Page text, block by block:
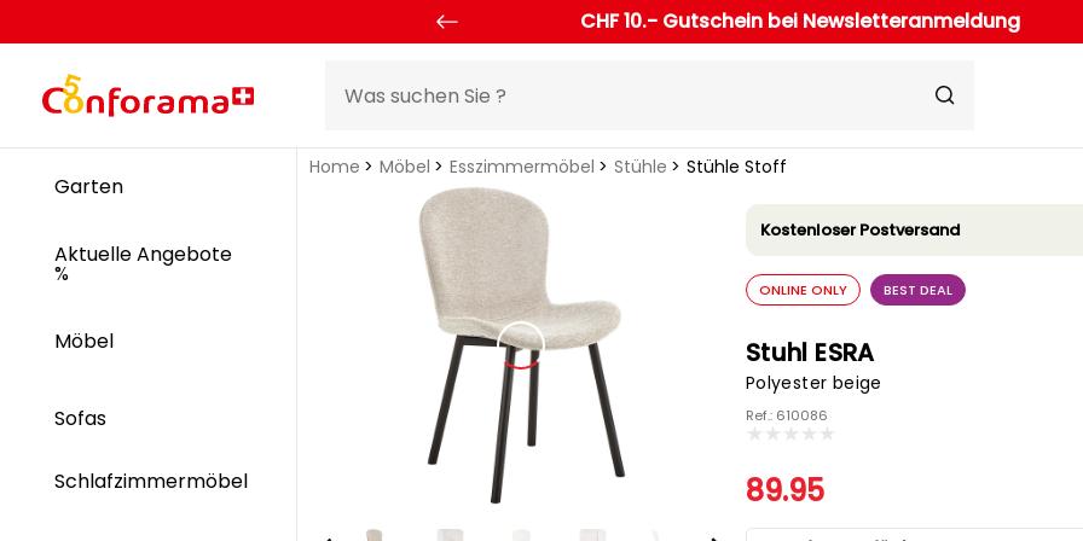
CHF 10.- Gutschein bei Newsletteranmeldung
Garten
Aktuelle Angebote
%
Möbel
Sofas
Schlafzimmermöbel
Home Möbel Esszimmermöbel Stühle Stühle Stoff
Kostenloser Postversand
ONLINE ONLY BEST DEAL
Stuhl ESRA
Polyester beige
Ref.: 610086
89.95